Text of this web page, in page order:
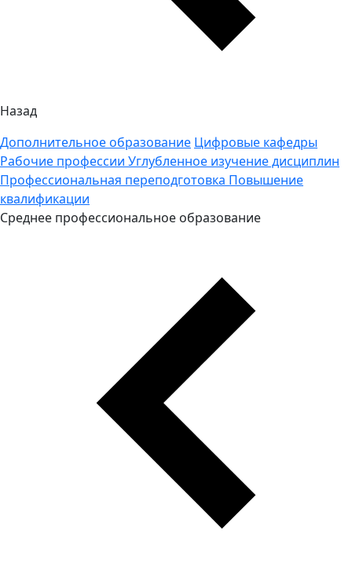
Назад
Дополнительное образование Цифровые кафедры
Рабочие профессии Углубленное изучение дисциплин
Профессиональная переподготовка Повышение
квалификации
Среднее профессиональное образование